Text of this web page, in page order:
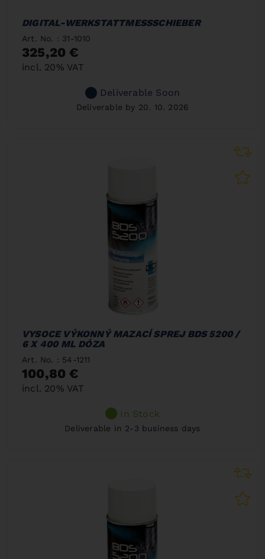
DIGITAL-WERKSTATTMESSSCHIEBER
Art. No. : 31-1010
325,20 €
incl. 20% VAT
Deliverable Soon
Deliverable by 20. 10. 2026
VYSOCE VÝKONNÝ MAZACÍ SPREJ BDS 5200 /
6 X 400 ML DÓZA
Art. No. : 54-1211
100,80 €
incl. 20% VAT
In Stock
Deliverable in 2-3 business days